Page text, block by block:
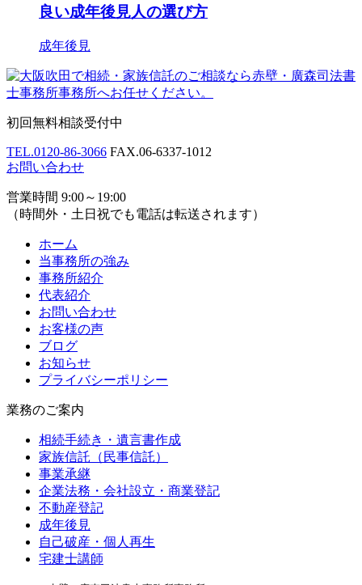
良い成年後見人の選び方
成年後見
初回無料相談受付中
TEL.0120-86-3066 FAX.06-6337-1012
お問い合わせ
営業時間 9:00～19:00
（時間外・土日祝でも電話は転送されます）
ホーム
当事務所の強み
事務所紹介
代表紹介
お問い合わせ
お客様の声
ブログ
お知らせ
プライバシーポリシー
業務のご案内
相続手続き・遺言書作成
家族信託（民事信託）
事業承継
企業法務・会社設立・商業登記
不動産登記
成年後見
自己破産・個人再生
宅建士講師